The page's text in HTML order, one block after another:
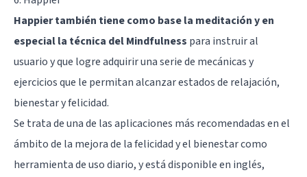
Happier también tiene como base la meditación y en
especial la técnica del Mindfulness para instruir al
usuario y que logre adquirir una serie de mecánicas y
ejercicios que le permitan alcanzar estados de relajación,
bienestar y felicidad.
Se trata de una de las aplicaciones más recomendadas en el
ámbito de la mejora de la felicidad y el bienestar como
herramienta de uso diario, y está disponible en inglés,